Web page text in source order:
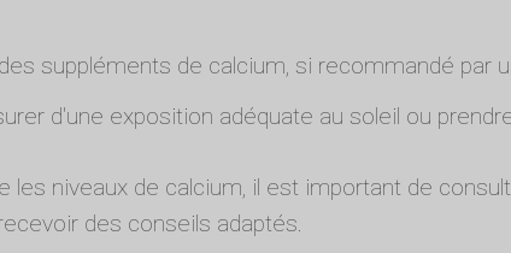
suppléments de calcium, si recommandé par
d'une exposition adéquate au soleil ou
les niveaux de calcium, il est important de
des conseils adaptés.